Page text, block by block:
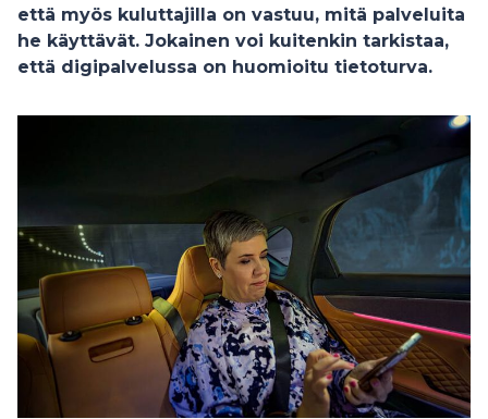
että myös kuluttajilla on vastuu, mitä palveluita
he käyttävät. Jokainen voi kuitenkin tarkistaa,
että digipalvelussa on huomioitu tietoturva.